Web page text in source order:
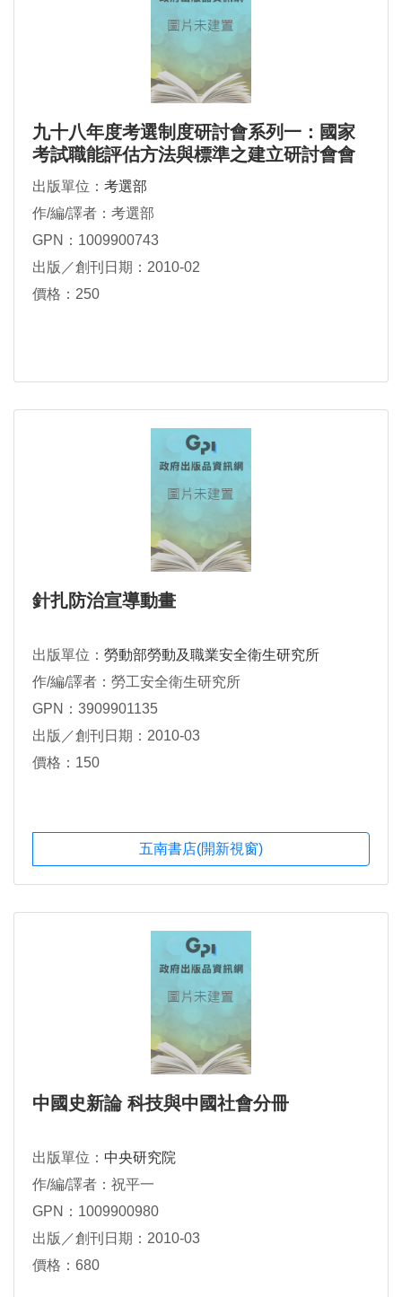
九十八年度考選制度研討會系列一：國家
考試職能評估方法與標準之建立研討會會
議實錄
出版單位： 考選部
作/編/譯者：考選部
GPN：1009900743
出版／創刊日期：2010-02
價格：250
針扎防治宣導動畫
出版單位： 勞動部勞動及職業安全衛生研究所
作/編/譯者：勞工安全衛生研究所
GPN：3909901135
出版／創刊日期：2010-03
價格：150
五南書店(開新視窗)
中國史新論 科技與中國社會分冊
出版單位： 中央研究院
作/編/譯者：祝平一
GPN：1009900980
出版／創刊日期：2010-03
價格：680